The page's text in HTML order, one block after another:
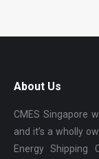
About Us
CMES Singapore
and it’s a wholly
Energy